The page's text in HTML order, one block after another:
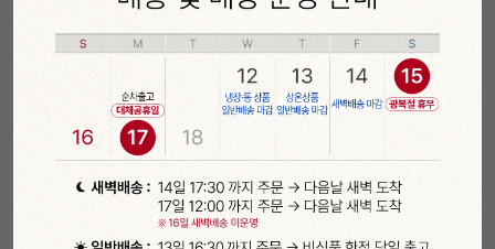
[주문배송]슈퍼스위
트콘
(초당옥수수/2.5kg)